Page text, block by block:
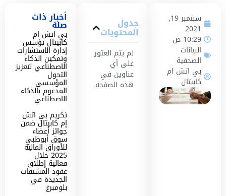
سبتمبر 19,
2021
10:29 ص
البيانات
الصحفية
بي اتش ام
كابيتال
جدول
المحتويات
لم يتم العثور
على أي
عناوين في
هذه الصفحة.
أخبار ذات
صلة
بي اتش ام
كابيتال تؤسس
إدارة الاستشارات
وتمكين الذكاء
الاصطناعي لتعزيز
التحول
المؤسسي
المدعوم بالذكاء
الاصطناعي
تكريم بي اتش
إم كابيتال ضمن
جوائز أعضاء
سوق أبوظبي
للأوراق المالية
2025 خلال
فعالية إطلاق
عقود المشتقات
الجديدة في
بلومبرغ